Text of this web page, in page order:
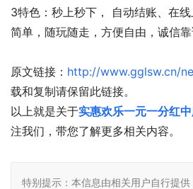
3特色：秒上秒下， 自动结账、在
简单，随玩随走，方便自由，诚信靠
原文链接： http://www.gglsw.cn/
载和复制请保留此链接。
以上就是关于实惠欢乐一元一分红
注我们，带您了解更多相关内容。
特别提示：本信息由相关用户自行提